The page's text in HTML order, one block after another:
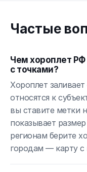
Частые
Чем хороплет РФ
с точками?
Хороплет
относятся к
вы ставите метки
показывает
регионам берите
городам — карту с